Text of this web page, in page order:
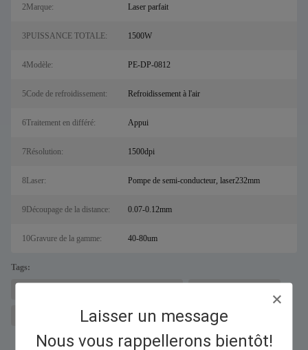
Laisser un message
Nous vous rappellerons bientôt!
2Marque: Laser parfait
3PUISSANCE TOTALE: 1500W
4Modèle: PE-DP-0812
5Code de refroidissement: Refroidissement à l'air
6Traitement en différé: Appui
7Résolution: 1500dpi
8Laser: Pompe de semi-conducteur, laser232mm
9Découpage de la distance: 0.07-0.12mm
10Gravure de la gamme: 40-80um
Tags:
machine de gravure laser